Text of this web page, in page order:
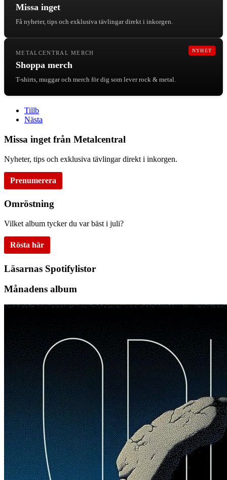
Missa inget
Få nyheter, tips och exklusiva tävlingar direkt i inkorgen.
NYHET
METALCENTRAL MERCH
Shoppa merch
T-shirts, muggar och merch för dig som lever rock & metal.
Tillb
Nästa
Missa inget från Metalcentral
Nyheter, tips och exklusiva tävlingar direkt i inkorgen.
Prenumerera
Omröstning
Vilket album tycker du var bäst i juli?
Rösta här
Läsarnas Spotifylistor
Månadens album